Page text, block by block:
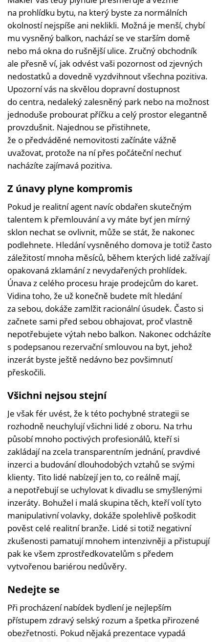
na prohlídku bytu, na který byste za normálních
okolností nejspíše ani neklikli. Možná je menší, chybí
mu vysněný balkon, nachází se ve starším domě
nebo má okna do rušnější ulice. Zručný obchodník
ale přesně ví, jak odvést vaši pozornost od zjevných
nedostatků a dovedně vyzdvihnout všechna pozitiva.
Upozorní vás na skvělou dopravní dostupnost
do centra, nedaleký zalesněný park nebo na možnost
jednoduše probourat příčku a celý prostor elegantně
provzdušnit. Najednou se přistihnete,
že o předváděné nemovitosti začínáte vážně
uvažovat, protože na ní přes počáteční nechuť
nacházíte zajímavá pozitiva.
Z únavy plyne kompromis
Pokud je realitní agent navíc obdařen skutečným
talentem k přemlouvání a vy máte byť jen mírný
sklon nechat se ovlivnit, může se stát, že nakonec
podlehnete. Hledání vysněného domova je totiž často
záležitostí mnoha měsíců, během kterých lidé zažívají
opakovaná zklamání z nevydařených prohlídek.
Únava z celého procesu hraje prodejcům do karet.
Vidina toho, že už konečně budete mít hledání
za sebou, dokáže zamlžit racionální úsudek. Často si
začnete sami před sebou obhajovat, proč vlastně
nepotřebujete výtah nebo balkon. Nakonec odcházíte
s podepsanou rezervační smlouvou na byt, jehož
inzerát byste ještě nedávno bez povšimnutí
přeskočili.
Všichni nejsou stejní
Je však fér uvést, že k této pochybné strategii se
rozhodně neuchylují všichni lidé z oboru. Na trhu
působí mnoho poctivých profesionálů, kteří si
zakládají na zcela transparentním jednání, pravdivé
inzerci a budování dlouhodobých vztahů se svými
klienty. Tito lidé nabízejí jen to, co reálně mají,
a nepotřebují se uchylovat k divadlu se smyšlenými
inzeráty. Bohužel i malá skupina těch, kteří volí tyto
manipulativní volavky, dokáže spolehlivě poškodit
pověst celé realitní branže. Lidé si totiž negativní
zkušenosti pamatují mnohem intenzivněji a přistupují
pak ke všem zprostředkovatelům s předem
vytvořenou bariérou nedůvěry.
Nedejte se
Při procházení nabídek bydlení je nejlepším
přístupem zdravý selský rozum a špetka přirozené
obezřetnosti. Pokud nějaká prezentace vypadá